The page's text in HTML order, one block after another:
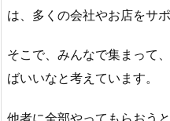
は、多くの会社やお店をサ
そこで、みんなで集まって
ばいいなと考えています。